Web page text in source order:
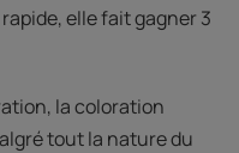
elle fait gagner 3
la coloration
tout la nature du